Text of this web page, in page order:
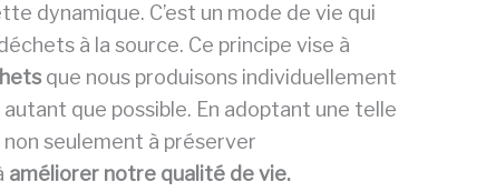
dynamique. C’est un mode de vie qui
à la source. Ce principe vise à
que nous produisons individuellement
que possible. En adoptant une telle
seulement à préserver
améliorer notre qualité de vie.